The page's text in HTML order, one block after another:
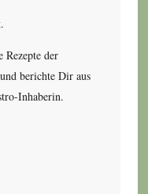
der
berichte Dir aus
Inhaberin.